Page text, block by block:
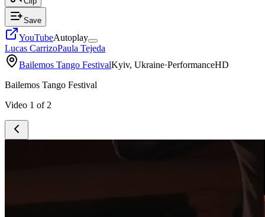
Save
YouTubeAutoplay
Lucas CarrizoPaula Tejeda
Bailemos Tango FestivalKyiv, Ukraine·PerformanceHD
Bailemos Tango Festival
Video 1 of 2